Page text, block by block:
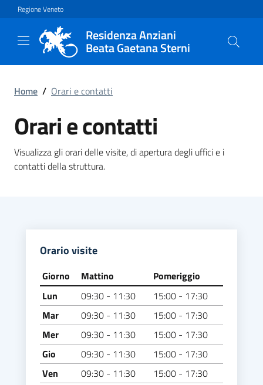
Vai al contenuto principale
Vai al footer
Regione Veneto
Residenza Anziani
Beata Gaetana Sterni
Home / Orari e contatti
Orari e contatti
Visualizza gli orari delle visite, di apertura degli uffici e i
contatti della struttura.
Orario visite
Giorno Mattino
Pomeriggio
Lun
09:30 - 11:30
15:00 - 17:30
Mar
09:30 - 11:30
15:00 - 17:30
Mer
09:30 - 11:30
15:00 - 17:30
Gio
09:30 - 11:30
15:00 - 17:30
Ven
09:30 - 11:30
15:00 - 17:30